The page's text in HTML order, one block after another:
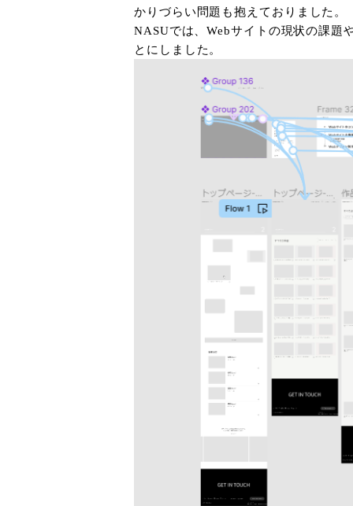
かりづらい問題も抱えておりました。
NASUでは、Webサイトの現状の課題
とにしました。